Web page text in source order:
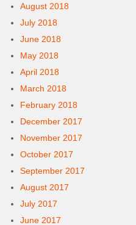
August 2018
July 2018
June 2018
May 2018
April 2018
March 2018
February 2018
December 2017
November 2017
October 2017
September 2017
August 2017
July 2017
June 2017